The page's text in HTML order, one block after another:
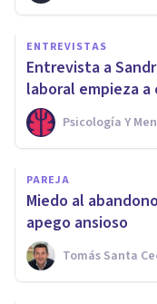
ENTREVISTAS
Entrevista a
laboral empieza
Psicología Y
PAREJA
Miedo al
apego ansioso
Tomás Santa